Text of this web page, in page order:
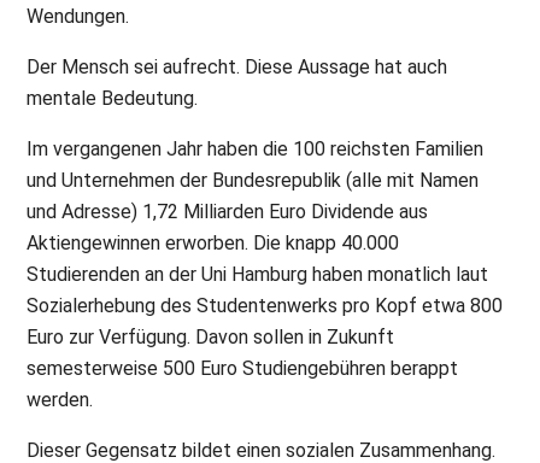
Wendungen.
Der Mensch sei aufrecht. Diese Aussage hat auch
mentale Bedeutung.
Im vergangenen Jahr haben die 100 reichsten Familien
und Unternehmen der Bundesrepublik (alle mit Namen
und Adresse) 1,72 Milliarden Euro Dividende aus
Aktiengewinnen erworben. Die knapp 40.000
Studierenden an der Uni Hamburg haben monatlich laut
Sozialerhebung des Studentenwerks pro Kopf etwa 800
Euro zur Verfügung. Davon sollen in Zukunft
semesterweise 500 Euro Studiengebühren berappt
werden.
Dieser Gegensatz bildet einen sozialen Zusammenhang.